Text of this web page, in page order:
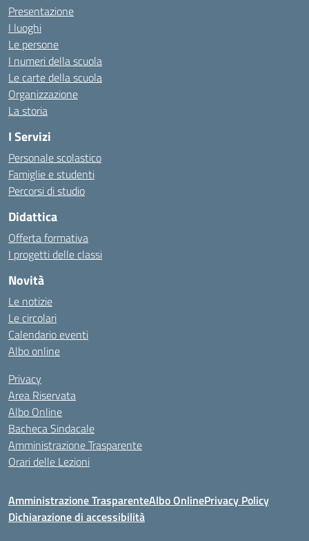
Presentazione
I luoghi
Le persone
I numeri della scuola
Le carte della scuola
Organizzazione
La storia
I Servizi
Personale scolastico
Famiglie e studenti
Percorsi di studio
Didattica
Offerta formativa
I progetti delle classi
Novità
Le notizie
Le circolari
Calendario eventi
Albo online
Privacy
Area Riservata
Albo Online
Bacheca Sindacale
Amministrazione Trasparente
Orari delle Lezioni
Amministrazione TrasparenteAlbo OnlinePrivacy Policy
Dichiarazione di accessibilità